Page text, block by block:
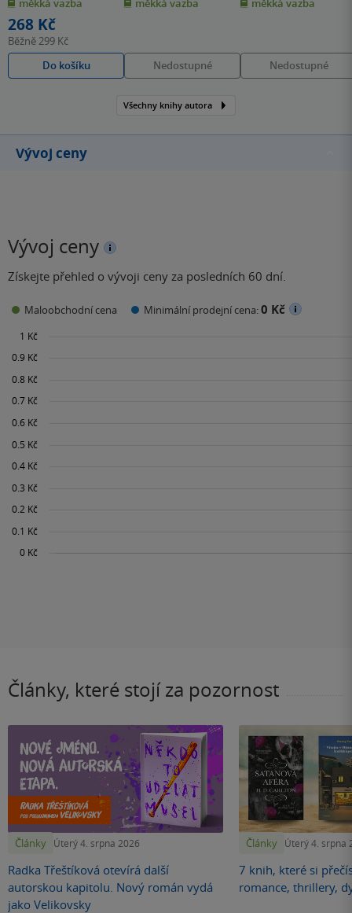
5
hvězdiček
měkká vazba
268 Kč
Běžně299 Kč
Do košíku
5
hvězdiček
měkká vazba
Nedostupné
Numbers
5
hvězdiček
měkká vazba
Nedostupné
Všechny knihy autora
Vývoj ceny
Vývoj ceny
Získejte přehled o vývoji ceny za posledních 60 dní.
Maloobchodní cena Minimální prodejní cena:0 Kč
Články, které stojí za pozornost
Články Úterý 4. srpna 2026
Radka Třeštíková otevírá další
autorskou kapitolu. Nový román vydá
jako Velikovsky
Články Úterý 4. srpna
7 knih, které si
romance, thrillery,